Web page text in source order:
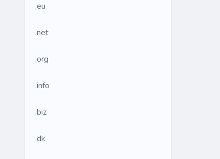
.eu
.net
.org
.info
.biz
.dk